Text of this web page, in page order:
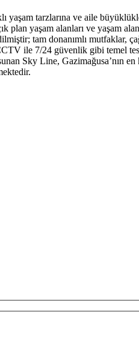
yaşam tarzlarına ve aile
yaşam alanları ve yaşam
tam donanımlı mutfaklar,
ile 7/24 güvenlik gibi temel
Sky Line, Gazimağusa’nın